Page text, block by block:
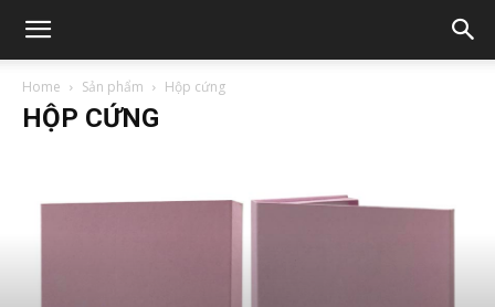
Home Sản phẩm Hộp cứng
HỘP CỨNG